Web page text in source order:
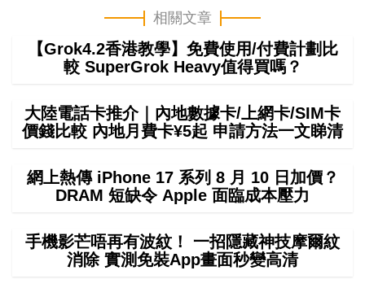
相關文章
【Grok4.2香港教學】免費使用/付費計劃比
較 SuperGrok Heavy值得買嗎？
大陸電話卡推介｜內地數據卡/上網卡/SIM卡
價錢比較 內地月費卡¥5起 申請方法一文睇清
網上熱傳 iPhone 17 系列 8 月 10 日加價？
DRAM 短缺令 Apple 面臨成本壓力
手機影芒唔再有波紋！ 一招隱藏神技摩爾紋
消除 實測免裝App畫面秒變高清